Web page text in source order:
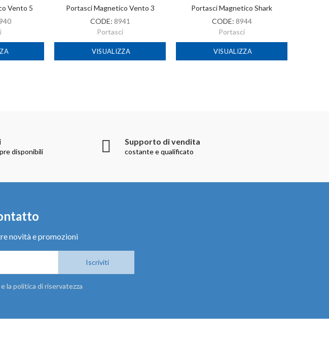
Vento 5
Portasci Magnetico Vento 3
CODE: 8941
Portasci
VISUALIZZA
Portasci Magnetico Shark
CODE: 8944
Portasci
VISUALIZZA
disponibili
Supporto di vendita
costante e qualificato
novità e promozioni
Iscriviti
la politica di riservatezza